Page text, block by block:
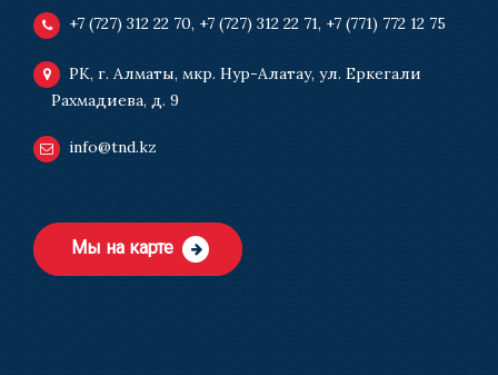
+7 (727) 312 22 70, +7 (727) 312 22 71, +7 (771) 772 12 75
РК, г. Алматы, мкр. Нур-Алатау, ул. Еркегали
Рахмадиева, д. 9
info@tnd.kz
Мы на карте